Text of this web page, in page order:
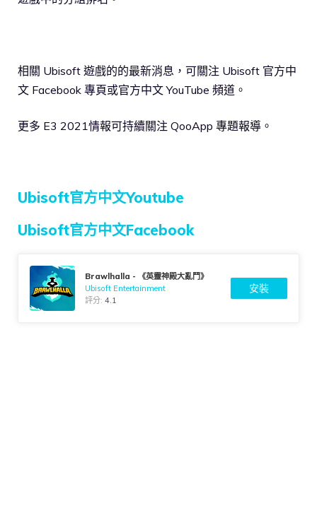
相關 Ubisoft 遊戲的的最新消息，可關注 Ubisoft 官方中
文 Facebook 專頁或官方中文 YouTube 頻道。
更多 E3 2021情報可持續關注 QooApp 專題報導。
Ubisoft官方中文Youtube
Ubisoft官方中文Facebook
Brawlhalla - 《英靈神殿大亂鬥》
Ubisoft Entertainment
評分:4.1
安裝